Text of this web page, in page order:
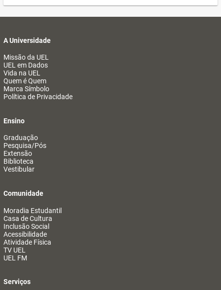
A Universidade
Missão da UEL
UEL em Dados
Vida na UEL
Quem é Quem
Marca Símbolo
Política de Privacidade
Ensino
Graduação
Pesquisa/Pós
Extensão
Biblioteca
Vestibular
Comunidade
Moradia Estudantil
Casa de Cultura
Inclusão Social
Acessibilidade
Atividade Física
TV UEL
UEL FM
Serviços